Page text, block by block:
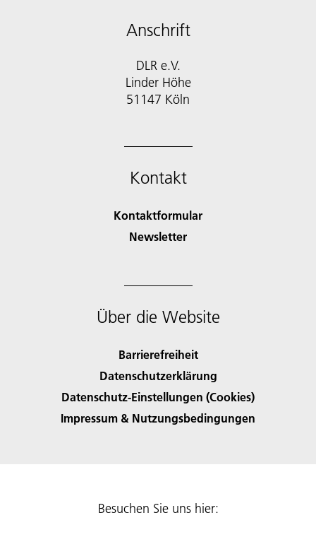
Anschrift
DLR e.V.
Linder Höhe
51147 Köln
Kontakt
Kontaktformular
Newsletter
Über die Website
Barrierefreiheit
Datenschutzerklärung
Datenschutz-Einstellungen (Cookies)
Impressum & Nutzungsbedingungen
Besuchen Sie uns hier: